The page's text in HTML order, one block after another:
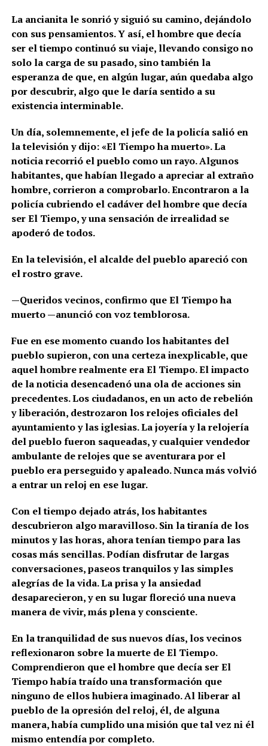
La ancianita le sonrió y siguió su camino, dejándolo
con sus pensamientos. Y así, el hombre que decía
ser el tiempo continuó su viaje, llevando consigo no
solo la carga de su pasado, sino también la
esperanza de que, en algún lugar, aún quedaba algo
por descubrir, algo que le daría sentido a su
existencia interminable.
Un día, solemnemente, el jefe de la policía salió en
la televisión y dijo: «El Tiempo ha muerto». La
noticia recorrió el pueblo como un rayo. Algunos
habitantes, que habían llegado a apreciar al extraño
hombre, corrieron a comprobarlo. Encontraron a la
policía cubriendo el cadáver del hombre que decía
ser El Tiempo, y una sensación de irrealidad se
apoderó de todos.
En la televisión, el alcalde del pueblo apareció con
el rostro grave.
—Queridos vecinos, confirmo que El Tiempo ha
muerto —anunció con voz temblorosa.
Fue en ese momento cuando los habitantes del
pueblo supieron, con una certeza inexplicable, que
aquel hombre realmente era El Tiempo. El impacto
de la noticia desencadenó una ola de acciones sin
precedentes. Los ciudadanos, en un acto de rebelión
y liberación, destrozaron los relojes oficiales del
ayuntamiento y las iglesias. La joyería y la relojería
del pueblo fueron saqueadas, y cualquier vendedor
ambulante de relojes que se aventurara por el
pueblo era perseguido y apaleado. Nunca más volvió
a entrar un reloj en ese lugar.
Con el tiempo dejado atrás, los habitantes
descubrieron algo maravilloso. Sin la tiranía de los
minutos y las horas, ahora tenían tiempo para las
cosas más sencillas. Podían disfrutar de largas
conversaciones, paseos tranquilos y las simples
alegrías de la vida. La prisa y la ansiedad
desaparecieron, y en su lugar floreció una nueva
manera de vivir, más plena y consciente.
En la tranquilidad de sus nuevos días, los vecinos
reflexionaron sobre la muerte de El Tiempo.
Comprendieron que el hombre que decía ser El
Tiempo había traído una transformación que
ninguno de ellos hubiera imaginado. Al liberar al
pueblo de la opresión del reloj, él, de alguna
manera, había cumplido una misión que tal vez ni él
mismo entendía por completo.